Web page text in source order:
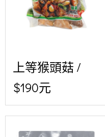
上等猴頭菇 /
$190元